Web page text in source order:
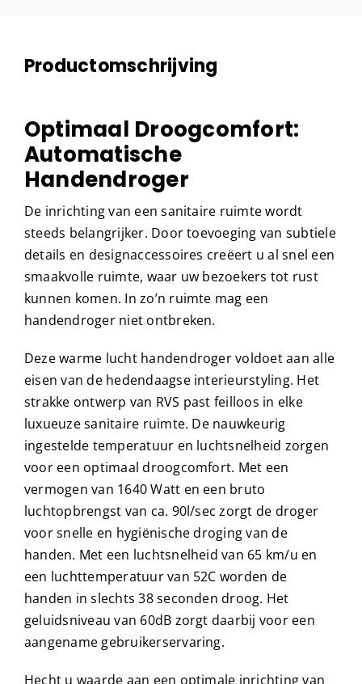
Productomschrijving
Optimaal Droogcomfort:
Automatische
Handendroger
De inrichting van een sanitaire ruimte wordt
steeds belangrijker. Door toevoeging van subtiele
details en designaccessoires creëert u al snel een
smaakvolle ruimte, waar uw bezoekers tot rust
kunnen komen. In zo’n ruimte mag een
handendroger niet ontbreken.
Deze warme lucht handendroger voldoet aan alle
eisen van de hedendaagse interieurstyling. Het
strakke ontwerp van RVS past feilloos in elke
luxueuze sanitaire ruimte. De nauwkeurig
ingestelde temperatuur en luchtsnelheid zorgen
voor een optimaal droogcomfort. Met een
vermogen van 1640 Watt en een bruto
luchtopbrengst van ca. 90l/sec zorgt de droger
voor snelle en hygiënische droging van de
handen. Met een luchtsnelheid van 65 km/u en
een luchttemperatuur van 52C worden de
handen in slechts 38 seconden droog. Het
geluidsniveau van 60dB zorgt daarbij voor een
aangename gebruikerservaring.
Hecht u waarde aan een optimale inrichting van